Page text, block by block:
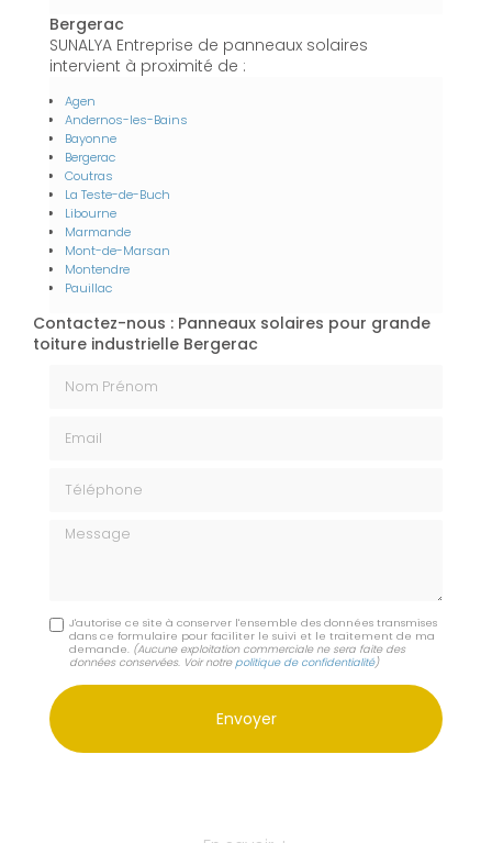
Bergerac
SUNALYA Entreprise de panneaux solaires
intervient à proximité de :
Agen
Andernos-les-Bains
Bayonne
Bergerac
Coutras
La Teste-de-Buch
Libourne
Marmande
Mont-de-Marsan
Montendre
Pauillac
Contactez-nous : Panneaux solaires pour grande
toiture industrielle Bergerac
Message
J'autorise ce site à conserver l'ensemble des données transmises
dans ce formulaire pour faciliter le suivi et le traitement de ma
demande. (Aucune exploitation commerciale ne sera faite des
données conservées. Voir notre politique de confidentialité)